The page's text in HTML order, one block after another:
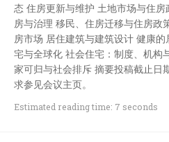
态 住房更新与维护 土地市场与住
房与治理 移民、住房迁移与住房政
房市场 居住建筑与建筑设计 健康
宅与全球化 社会住宅：制度、机构
家可归与社会排斥 摘要投稿截止日
求参见会议主页。
Estimated reading time: 7 seconds